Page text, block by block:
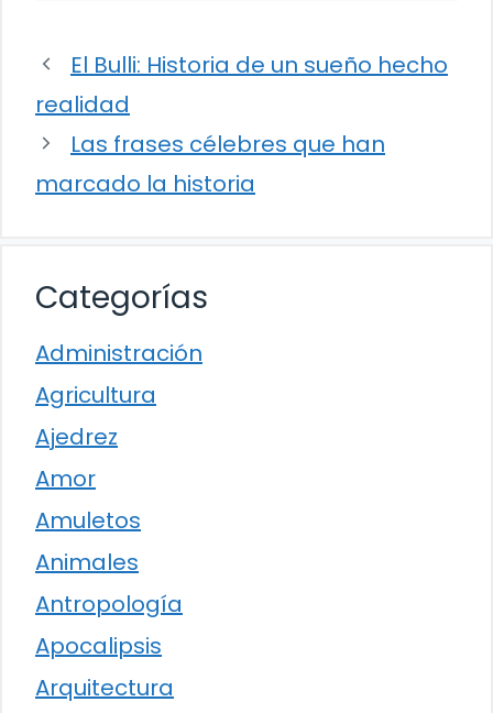
El Bulli: Historia de un sueño hecho
realidad
Las frases célebres que han
marcado la historia
Categorías
Administración
Agricultura
Ajedrez
Amor
Amuletos
Animales
Antropología
Apocalipsis
Arquitectura